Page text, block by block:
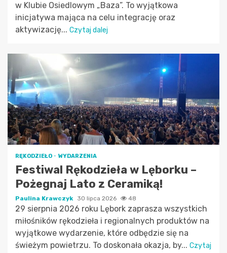
w Klubie Osiedlowym „Baza”. To wyjątkowa
inicjatywa mająca na celu integrację oraz
aktywizację... Czytaj dalej
RĘKODZIEŁO WYDARZENIA
Festiwal Rękodzieła w Lęborku –
Pożegnaj Lato z Ceramiką!
Paulina Krawczyk 30 lipca 2026 48
29 sierpnia 2026 roku Lębork zaprasza wszystkich
miłośników rękodzieła i regionalnych produktów na
wyjątkowe wydarzenie, które odbędzie się na
świeżym powietrzu. To doskonała okazja, by... Czytaj